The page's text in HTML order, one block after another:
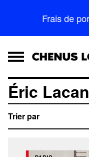
Frais de
Éric Lacan
Trier par